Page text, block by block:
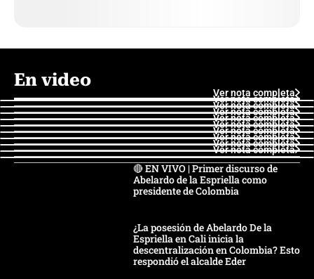
En video
Ver nota completa
Ver nota completa
Ver nota completa
Ver nota completa
Ver nota completa
Ver nota completa
Ver nota completa
Ver nota completa
Ver nota completa
Ver nota completa
🔴 EN VIVO | Primer discurso de
Abelardo de la Espriella como
presidente de Colombia
¿La posesión de Abelardo De la
Espriella en Cali inicia la
descentralización en Colombia? Esto
respondió el alcalde Eder